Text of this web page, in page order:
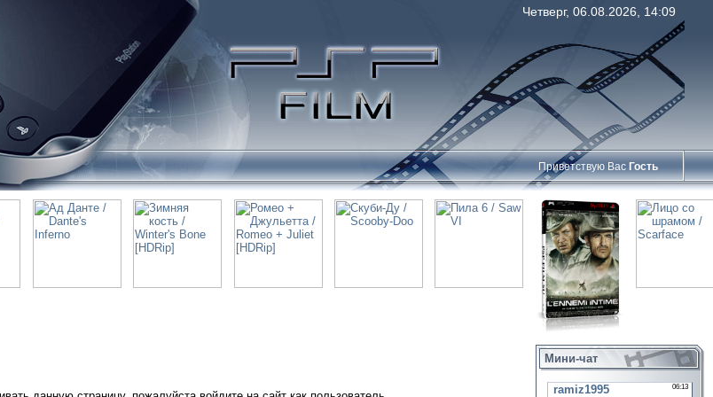
Четверг, 06.08.2026, 14:09
Приветствую Вас Гость
Мини-чат